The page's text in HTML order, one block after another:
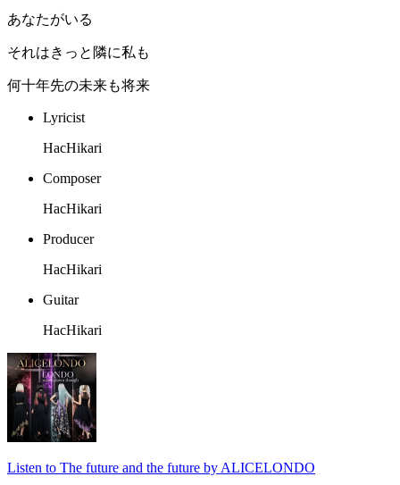
あなたがいる
それはきっと隣に私も
何十年先の未来も将来
Lyricist
HacHikari
Composer
HacHikari
Producer
HacHikari
Guitar
HacHikari
Listen to The future and the future by ALICELONDO